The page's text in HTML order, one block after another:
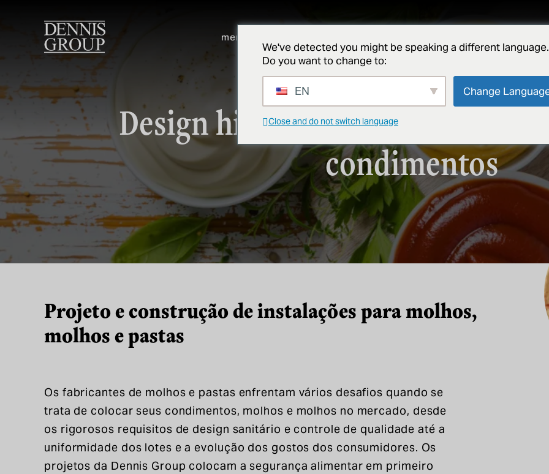
mercados
Projeto e construção de instalações para molhos,
molhos e pastas
MOLHOS E CONDIMENTOS
Design higiênico para produção
condimentos
Os fabricantes de molhos e pastas enfrentam vários desafios quando se
trata de colocar seus condimentos, molhos e molhos no mercado, desde
os rigorosos requisitos de design sanitário e controle de qualidade até a
uniformidade dos lotes e a evolução dos gostos dos consumidores. Os
projetos da Dennis Group colocam a segurança alimentar em primeiro
We've detected you might be speaking a different language.
Do you want to change to:
EN Change
Close and do not switch language